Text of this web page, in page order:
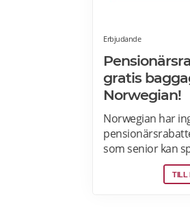
Erbjudande
gratis
Norwegian!
Norwegian har
som senior kan
Norwegian
Tjäna Spenn
TILL